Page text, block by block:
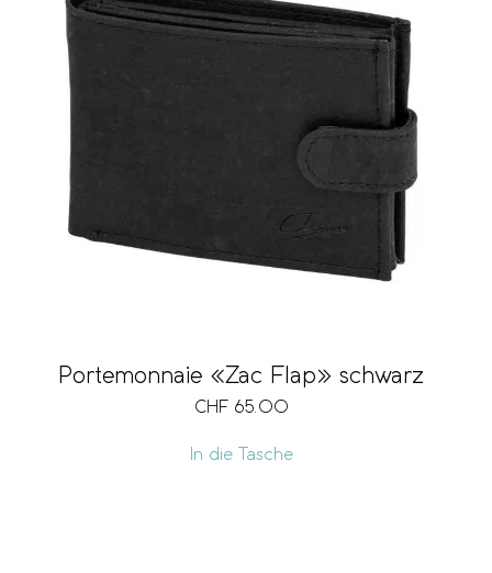
Portemonnaie «Zac Flap» schwarz
CHF 65.00
In die Tasche